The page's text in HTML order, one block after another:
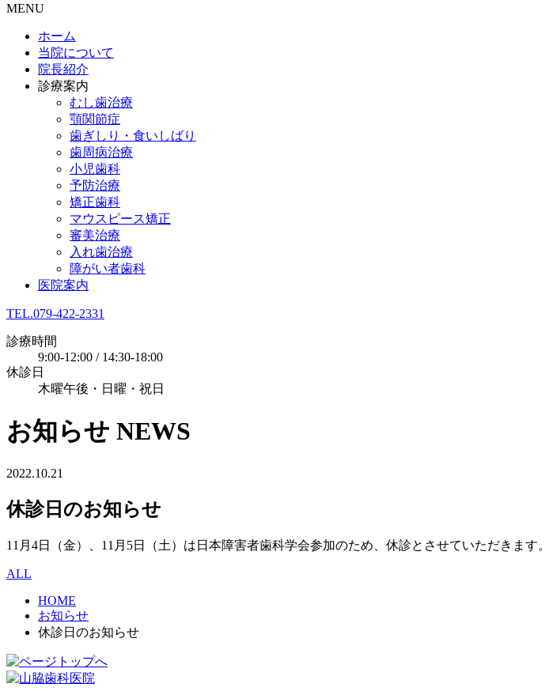
MENU
ホーム
当院について
院長紹介
診療案内
むし歯治療
顎関節症
歯ぎしり・食いしばり
歯周病治療
小児歯科
予防治療
矯正歯科
マウスピース矯正
審美治療
入れ歯治療
障がい者歯科
医院案内
TEL.079-422-2331
診療時間
9:00-12:00 / 14:30-18:00
休診日
木曜午後・日曜・祝日
お知らせ NEWS
2022.10.21
休診日のお知らせ
11月4日（金）、11月5日（土）は日本障害者歯科学会参加のため、休診とさせていただきます。
ALL
HOME
お知らせ
休診日のお知らせ